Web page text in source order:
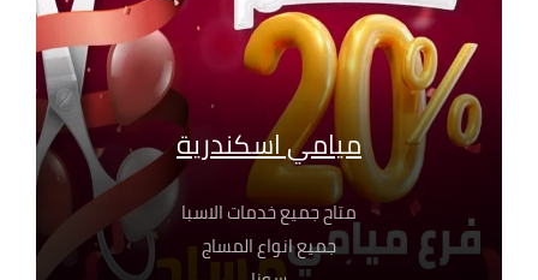
ميامي اسكندرية
متاح جميع خدمات الاسبا
جميع انواع المساج